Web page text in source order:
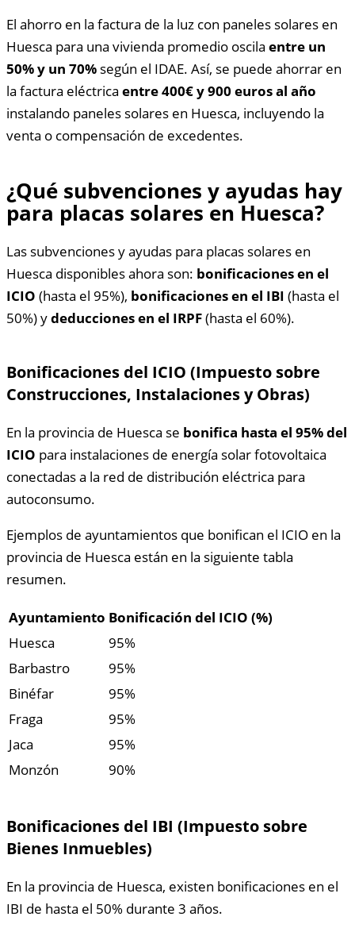
El ahorro en la factura de la luz con paneles solares en
Huesca para una vivienda promedio oscila entre un
50% y un 70% según el IDAE. Así, se puede ahorrar en
la factura eléctrica entre 400€ y 900 euros al año
instalando paneles solares en Huesca, incluyendo la
venta o compensación de excedentes.
¿Qué subvenciones y ayudas hay
para placas solares en Huesca?
Las subvenciones y ayudas para placas solares en
Huesca disponibles ahora son: bonificaciones en el
ICIO (hasta el 95%), bonificaciones en el IBI (hasta el
50%) ydeducciones en el IRPF(hasta el 60%).
Bonificaciones del ICIO (Impuesto sobre
Construcciones, Instalaciones y Obras)
En la provincia de Huesca se bonifica hasta el 95% del
ICIO para instalaciones de energía solar fotovoltaica
conectadas a la red de distribución eléctrica para
autoconsumo.
Ejemplos de ayuntamientos que bonifican el ICIO en la
provincia de Huesca están en la siguiente tabla
resumen.
Ayuntamiento Bonificación del ICIO (%)
Huesca
95%
Barbastro
95%
Binéfar
95%
Fraga
95%
Jaca
95%
Monzón
90%
Bonificaciones del IBI (Impuesto sobre
Bienes Inmuebles)
En la provincia de Huesca, existen bonificaciones en el
IBI de hasta el 50% durante 3 años.